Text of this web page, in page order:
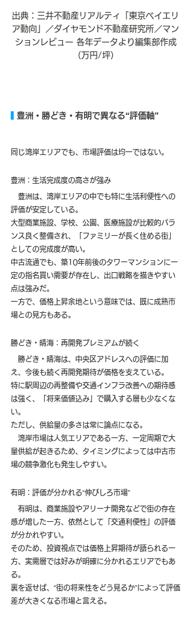
出典：三井不動産リアルティ「東京ベイエリ
ア動向」／ダイヤモンド不動産研究所／マン
ションレビュー 各年データより編集部作成
（万円/坪）
豊洲・勝どき・有明で異なる“評価軸”
同じ湾岸エリアでも、市場評価は均一ではない。
豊洲：生活完成度の高さが強み
豊洲は、湾岸エリアの中でも特に生活利便性への
評価が安定している。
大型商業施設、学校、公園、医療施設が比較的バラ
ンス良く整備され、「ファミリーが長く住める街」
としての完成度が高い。
中古流通でも、築10年前後のタワーマンションに一
定の指名買い需要が存在し、出口戦略を描きやすい
点は強みだ。
一方で、価格上昇余地という意味では、既に成熟市
場との見方もある。
勝どき・晴海：再開発プレミアムが続く
勝どき・晴海は、中央区アドレスへの評価に加
え、今後も続く再開発期待が価格を支えている。
特に駅周辺の再整備や交通インフラ改善への期待感
は強く、「将来価値込み」で購入する層も少なくな
い。
ただし、供給量の多さは常に論点になる。
湾岸市場は人気エリアである一方、一定周期で大
量供給が起きるため、タイミングによっては中古市
場の競争激化も発生しやすい。
有明：評価が分かれる“伸びしろ市場”
有明は、商業施設やアリーナ開発などで街の存在
感が増した一方、依然として「交通利便性」の評価
が分かれやすい。
そのため、投資視点では価格上昇期待が語られる一
方、実需層では好みが明確に分かれるエリアでもあ
る。
裏を返せば、“街の将来性をどう見るか”によって評価
差が大きくなる市場と言える。